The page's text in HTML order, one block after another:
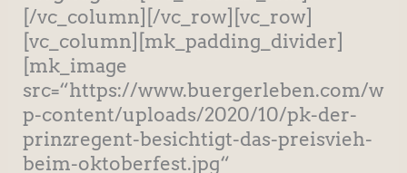
[/vc_column][/vc_row][vc_row]
[vc_column][mk_padding_divider]
[mk_image
src=“https://www.buergerleben.com/w
p-content/uploads/2020/10/pk-der-
prinzregent-besichtigt-das-preisvieh-
beim-oktoberfest.jpg“